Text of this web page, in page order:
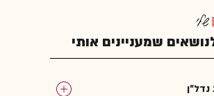
שמעניינים אותי